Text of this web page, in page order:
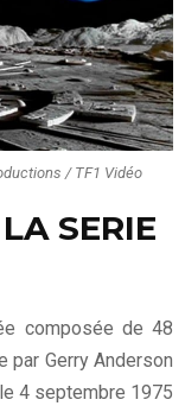
/ TF1 Vidéo
SERIE
composée de 48
par Gerry Anderson
4 septembre 1975